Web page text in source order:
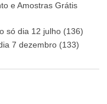
e Amostras Grátis
só dia 12 julho (136)
7 dezembro (133)